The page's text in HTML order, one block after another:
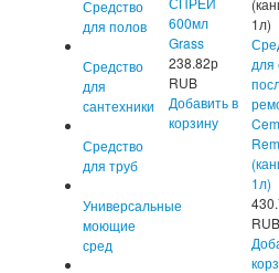
Средство
для полов
Средство
для
сантехники
Средство
для труб
Универсальные
моющие
сред
600мл
Grass
238.82р
RUB
Добавить в
корзину
1л)
для
1л)
RUB